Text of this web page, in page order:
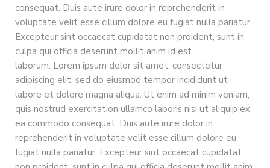
consequat. Duis aute irure dolor in reprehenderit in
voluptate velit esse cillum dolore eu fugiat nulla pariatur.
Excepteur sint occaecat cupidatat non proident, sunt in
culpa qui officia deserunt mollit anim id est
laborum. Lorem ipsum dolor sit amet, consectetur
adipiscing elit, sed do eiusmod tempor incididunt ut
labore et dolore magna aliqua. Ut enim ad minim veniam,
quis nostrud exercitation ullamco laboris nisi ut aliquip ex
ea commodo consequat. Duis aute irure dolor in
reprehenderit in voluptate velit esse cillum dolore eu
fugiat nulla pariatur. Excepteur sint occaecat cupidatat